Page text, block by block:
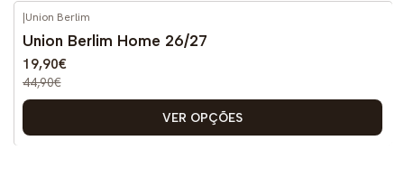
-56%
DESCONTO
|Union Berlim
Union Berlim Home 26/27
19,90€
44,90€
VER OPÇÕES